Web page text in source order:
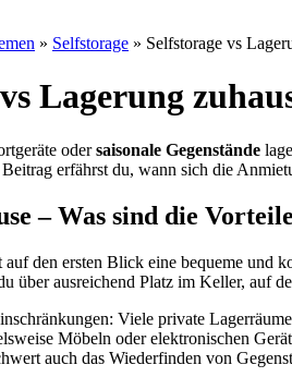
» Selfstorage » Selfstorage vs
Lagerung
odersaisonale Gegenstände
erfährst du, wann sich die
– Was sind die
den ersten Blick eine bequeme und
über ausreichend Platz im Keller, auf
Viele private
Möbeln oder elektronischen
auch das Wiederfinden von